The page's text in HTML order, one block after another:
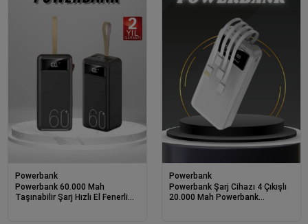
Powerbank
Powerbank 60.000 Mah
Taşınabilir Şarj Hızlı El Fenerli
Powerbank
Powerbank Şarj Cihazı 4 Çıkışlı
20.000 Mah Powerbank